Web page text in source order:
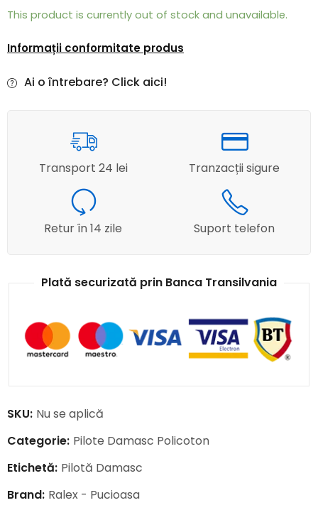
This product is currently out of stock and unavailable.
Informații conformitate produs
Ai o întrebare? Click aici!
Transport 24 lei Tranzacții sigure
Retur în 14 zile Suport telefon
Plată securizată prin Banca Transilvania
SKU: Nu se aplică
Categorie: Pilote Damasc Policoton
Etichetă: Pilotă Damasc
Brand: Ralex - Pucioasa